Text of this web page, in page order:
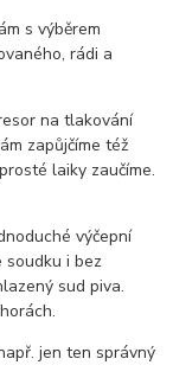
s výběrem
rádi a
na tlakování
zapůjčíme též
laiky zaučíme.
výčepní
soudku i bez
sud piva.
jen ten správný